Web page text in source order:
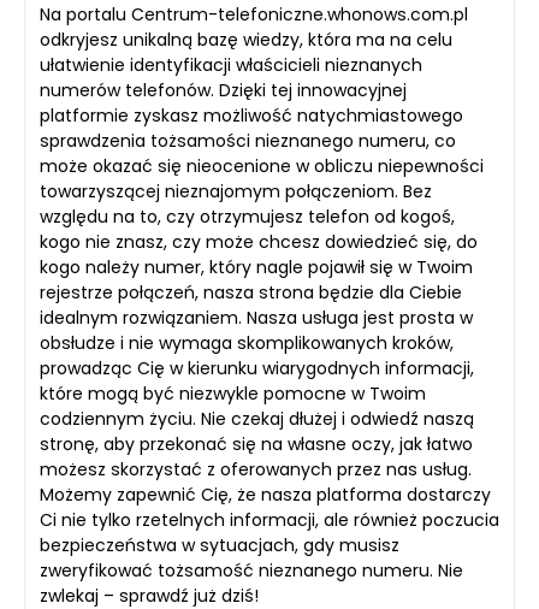
Na portalu Centrum-telefoniczne.whonows.com.pl
odkryjesz unikalną bazę wiedzy, która ma na celu
ułatwienie identyfikacji właścicieli nieznanych
numerów telefonów. Dzięki tej innowacyjnej
platformie zyskasz możliwość natychmiastowego
sprawdzenia tożsamości nieznanego numeru, co
może okazać się nieocenione w obliczu niepewności
towarzyszącej nieznajomym połączeniom. Bez
względu na to, czy otrzymujesz telefon od kogoś,
kogo nie znasz, czy może chcesz dowiedzieć się, do
kogo należy numer, który nagle pojawił się w Twoim
rejestrze połączeń, nasza strona będzie dla Ciebie
idealnym rozwiązaniem. Nasza usługa jest prosta w
obsłudze i nie wymaga skomplikowanych kroków,
prowadząc Cię w kierunku wiarygodnych informacji,
które mogą być niezwykle pomocne w Twoim
codziennym życiu. Nie czekaj dłużej i odwiedź naszą
stronę, aby przekonać się na własne oczy, jak łatwo
możesz skorzystać z oferowanych przez nas usług.
Możemy zapewnić Cię, że nasza platforma dostarczy
Ci nie tylko rzetelnych informacji, ale również poczucia
bezpieczeństwa w sytuacjach, gdy musisz
zweryfikować tożsamość nieznanego numeru. Nie
zwlekaj – sprawdź już dziś!